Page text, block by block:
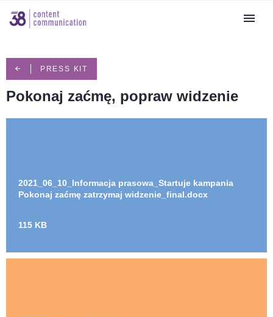
PRESS KIT
Pokonaj zaćmę, popraw widzenie
2021_06_10_Informacja prasowa_Startuje kampania
Pokonaj zaćmę zatrzymaj widzenie_final.docx
115 KB